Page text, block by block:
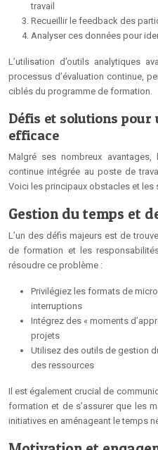
travail
Recueillir le feedback des
Analyser ces données pour
L’utilisation d’outils analytiques
processus d’évaluation continue,
ciblés du programme de formation.
Défis et solutions
efficace
Malgré ses nombreux
continue intégrée au poste de
Voici les principaux obstacles et les
Gestion du temps et
L’un des défis majeurs est de
de formation et les
résoudre ce problème :
Privilégiez les formats de
interruptions
Intégrez des « moments
projets
Utilisez des outils de gestion
des ressources
Il est également crucial de
formation et de s’assurer que les
initiatives en aménageant le temps